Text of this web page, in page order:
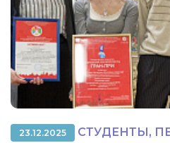
23.12.2025
СТУДЕНТЫ,